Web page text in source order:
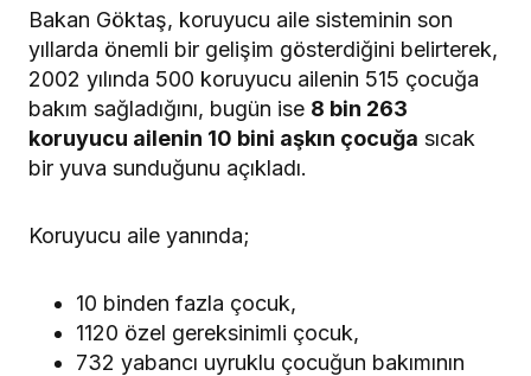
Bakan Göktaş, koruyucu aile sisteminin son
yıllarda önemli bir gelişim gösterdiğini belirterek,
2002 yılında 500 koruyucu ailenin 515 çocuğa
bakım sağladığını, bugün ise 8 bin 263
koruyucu ailenin 10 bini aşkın çocuğa sıcak
bir yuva sunduğunu açıkladı.
Koruyucu aile yanında;
10 binden fazla çocuk,
1120 özel gereksinimli çocuk,
732 yabancı uyruklu çocuğun bakımının